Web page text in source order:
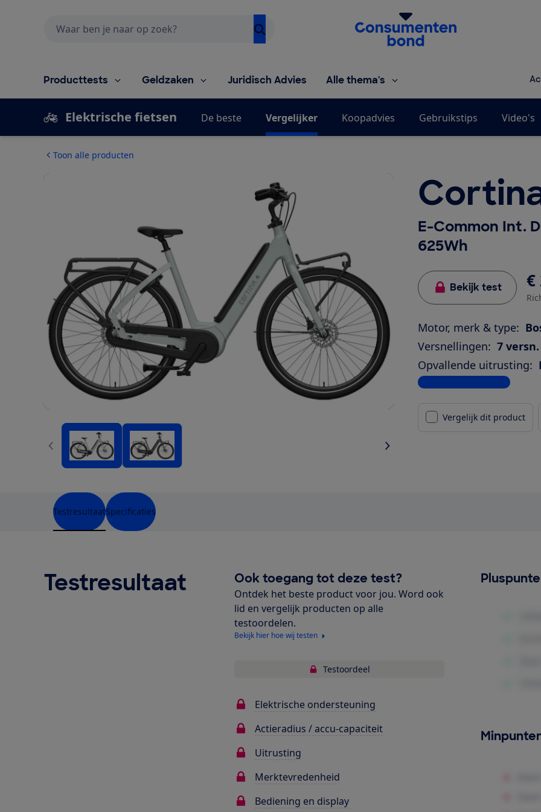
Homepage van de Consumentenbond
Producttests Geldzaken Juridisch Advies Alle thema's
Elektrische fietsen De beste Vergelijker Koopadvies Gebruikstips Video's
Toon alle producten
E-Common Int.
625Wh
Bekijk test €
Motor, merk & type:
Versnellingen: 7
Opvallende uitrusting:
Bekijk alle specificaties
Vergelijk dit product
TestresultaatSpecificaties
Testresultaat Ook toegang tot deze test?
Ontdek het beste product voor jou. Word ook
lid en vergelijk producten op alle
testoordelen.
Bekijk hier hoe wij testen
Testoordeel
Elektrische ondersteuning
Actieradius / accu-capaciteit
Uitrusting
Merktevredenheid
Bediening en display